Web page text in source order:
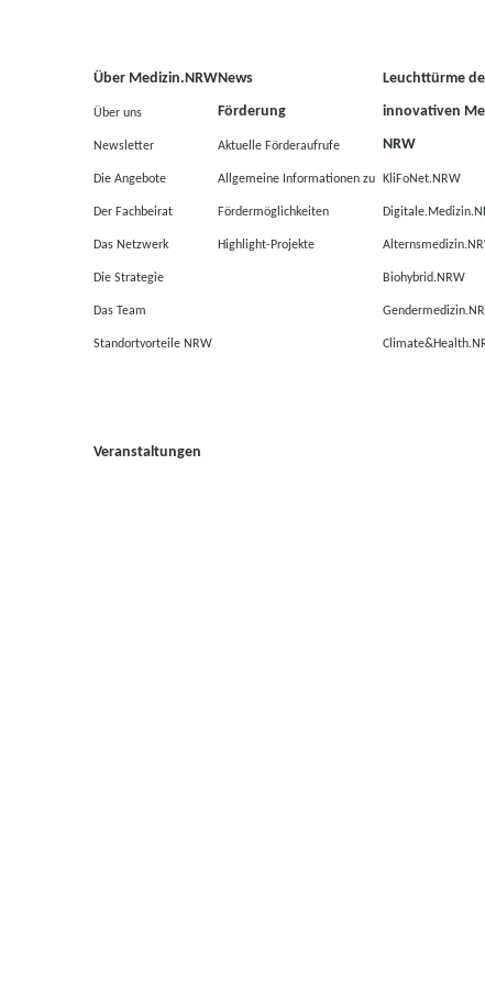
Über Medizin.NRW
Über uns
Newsletter
Die Angebote
Der Fachbeirat
Das Netzwerk
Die Strategie
Das Team
Standortvorteile NRW
Veranstaltungen
News
Förderung
Aktuelle Förderaufrufe
Allgemeine Informationen zu
Fördermöglichkeiten
Highlight-Projekte
Leuchttürme
innovativen
NRW
KliFoNet.NRW
Biohybrid.NRW